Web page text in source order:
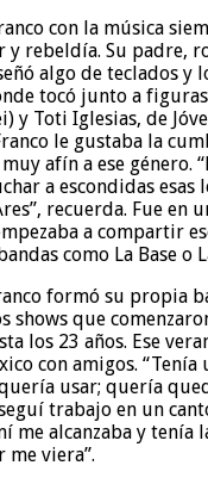
con la música
y rebeldía. Su padre,
algo de teclados y
tocó junto a
y Toti Iglesias, de
le gustaba la
afín a ese género.
a escondidas
recuerda. Fue en
a compartir
como La Base o
formó su propia
shows que
los 23 años. Ese
con amigos.
usar; quería
trabajo en un
me alcanzaba y tenía
viera”.